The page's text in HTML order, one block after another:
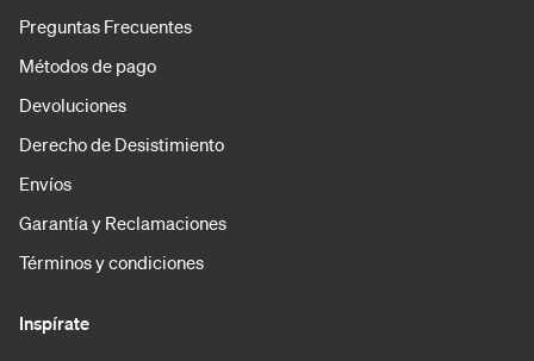
Preguntas Frecuentes
Métodos de pago
Devoluciones
Derecho de Desistimiento
Envíos
Garantía y Reclamaciones
Términos y condiciones
Inspírate